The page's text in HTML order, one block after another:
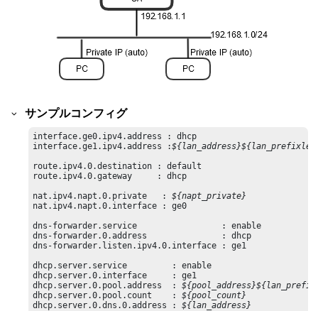
サンプルコンフィグ
interface.ge0.ipv4.address : dhcp
interface.ge1.ipv4.address :${lan_address}
route.ipv4.0.destination : default
route.ipv4.0.gateway     : dhcp
nat.ipv4.napt.0.private   : ${napt_private}
nat.ipv4.napt.0.interface : ge0
dns-forwarder.service                 : enable
dns-forwarder.0.address               : dhcp
dns-forwarder.listen.ipv4.0.interface : ge1
dhcp.server.service         : enable
dhcp.server.0.interface     : ge1
dhcp.server.0.pool.address  : ${pool_address}
dhcp.server.0.pool.count    : ${pool_count}
dhcp.server.0.dns.0.address : ${lan_address}